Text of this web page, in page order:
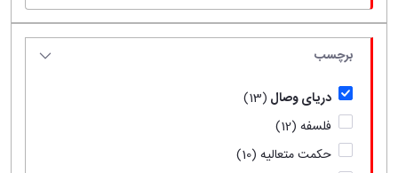
برچسب
دریای وصال (13)
فلسفه (12)
حکمت متعالیه (10)